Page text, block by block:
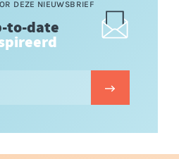
DEZE NIEUWSBRIEF
to-date